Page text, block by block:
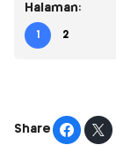
Halaman:
1 2
Share